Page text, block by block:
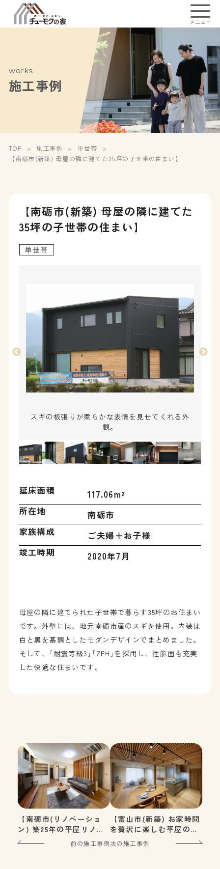
メニュー
works
施工事例
TOP 施工事例
単世帯
【南砺市(新築) 母屋の隣に建てた35坪の子世帯の住まい】
【南砺市(新築) 母屋の隣に建てた
35坪の子世帯の住まい】
単世帯
スギの板張りが柔らかな表情を見せてくれる外
観。
延床面積
117.06m²
所在地
南砺市
家族構成
ご夫婦＋お子様
竣工時期
2020年7月
母屋の隣に建てられた子世帯で暮らす35坪のお住まい
です。外壁には、地元南砺市産のスギを使用。内装は
白と黒を基調としたモダンデザインでまとめました。
そして、｢耐震等級3｣｢ZEH｣を採用し、性能面も充実
した快適な住まいです。
【南砺市(リノベーショ
ン) 築25年の平屋リノベ
ーション】
前の施工事例
【富山市(新築) お家時間
を贅沢に楽しむ平屋の
家】
次の施工事例